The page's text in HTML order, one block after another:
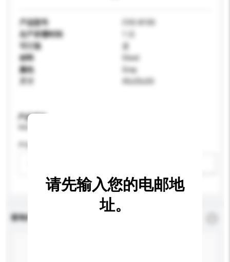
产品型号
CVS-8100
生产所需时间
可订造
是
材料
Steel
颜色
Gray
45x35x50
产品规格
查询内容
请先输入您的电邮地
址。